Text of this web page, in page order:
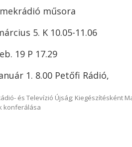
műsora
5. K 10.05-11.06
19 P 17.29
1. 8.00 Petőfi Rádió,
és Televízió Újság; Kiegészítésként
konferálása